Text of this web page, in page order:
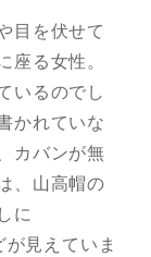
目を伏せて
座る女性。
いるのでし
かれていな
カバンが無
、山高帽の
に
見えていま